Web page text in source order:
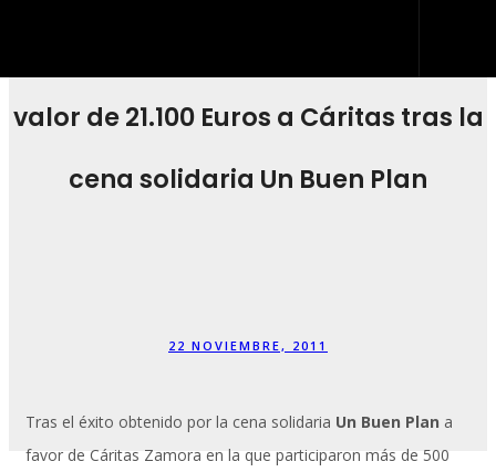
INICIO
IDDIS
valor de 21.100 Euros a Cáritas tras la
cena solidaria Un Buen Plan
22 NOVIEMBRE, 2011
Tras el éxito obtenido por la cena solidaria Un Buen Plan a
favor de Cáritas Zamora en la que participaron más de 500